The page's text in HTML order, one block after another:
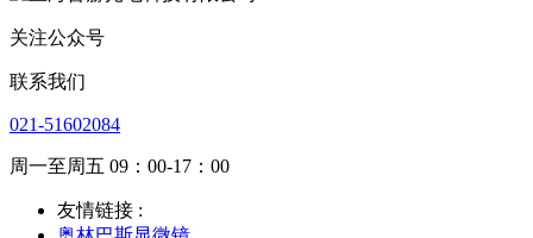
关注公众号
联系我们
021-51602084
周一至周五 09：00-17：00
友情链接 :